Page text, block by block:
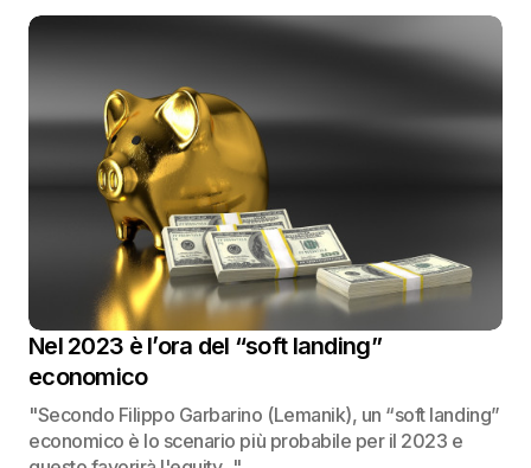
Nel 2023 è l’ora del “soft landing”
economico
"Secondo Filippo Garbarino (Lemanik), un “soft landing”
economico è lo scenario più probabile per il 2023 e